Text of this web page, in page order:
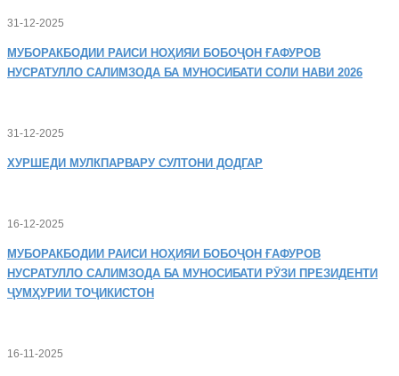
31-12-2025
МУБОРАКБОДИИ РАИСИ НОҲИЯИ БОБОҶОН ҒАФУРОВ
НУСРАТУЛЛО САЛИМЗОДА БА МУНОСИБАТИ СОЛИ НАВИ 2026
31-12-2025
ХУРШЕДИ МУЛКПАРВАРУ СУЛТОНИ ДОДГАР
16-12-2025
МУБОРАКБОДИИ РАИСИ НОҲИЯИ БОБОҶОН ҒАФУРОВ
НУСРАТУЛЛО САЛИМЗОДА БА МУНОСИБАТИ РӮЗИ ПРЕЗИДЕНТИ
ҶУМҲУРИИ ТОҶИКИСТОН
16-11-2025